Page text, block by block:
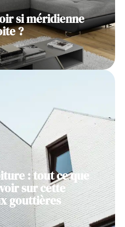
si méridienne
?
: tout ce que
sur cette
gouttières